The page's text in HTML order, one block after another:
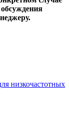
низкочастотных